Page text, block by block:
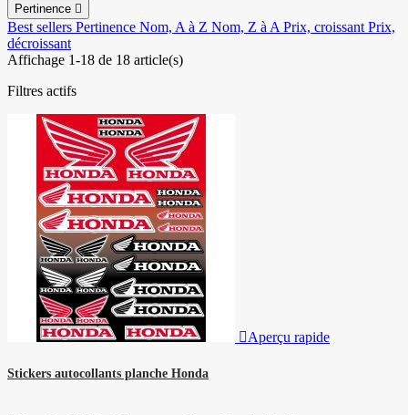
Pertinence 
Best sellers Pertinence Nom, A à Z Nom, Z à A Prix, croissant Prix,
décroissant
Affichage 1-18 de 18 article(s)
Filtres actifs
Aperçu rapide
Stickers autocollants planche Honda